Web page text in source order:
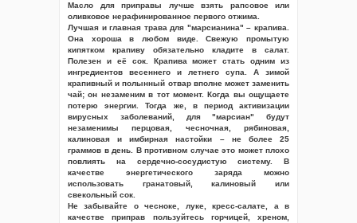
Масло для приправы лучше взять рапсовое или
оливковое нерафинированное первого отжима.
Лучшая и главная трава для "марсианина" – крапива.
Она хороша в любом виде. Свежую промытую
кипятком крапиву обязательно кладите в салат.
Полезен и её сок. Крапива может стать одним из
ингредиентов весеннего и летнего супа. А зимой
крапивный и полынный отвар вполне может заменить
чай; он незаменим в тот момент. Когда вы ощущаете
потерю энергии. Тогда же, в период активизации
вирусных заболеваний, для "марсиан" будут
незаменимы перцовая, чесночная, рябиновая,
калиновая и имбирная настойки – не более 25
граммов в день. В противном случае это может плохо
повлиять на сердечно-сосудистую систему. В
качестве энергетического заряда можно
использовать гранатовый, калиновый или
свекольный сок.
Не забывайте о чесноке, луке, кресс-салате, а в
качестве приправ пользуйтесь горчицей, хреном,